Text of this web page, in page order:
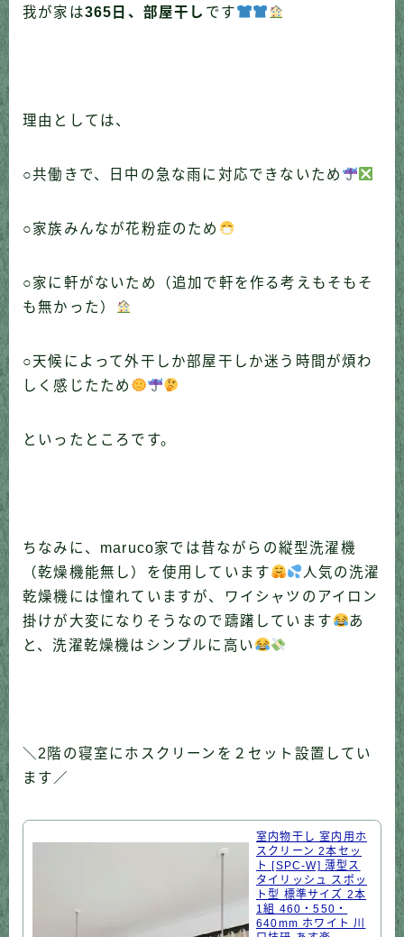
我が家は365日、部屋干し です
理由としては、
○共働きで、日中の急な雨に対応できないため
○家族みんなが花粉症のため
○家に軒がないため（追加で軒を作る考えもそもそ
も無かった）
○天候によって外干しか部屋干しか迷う時間が煩わ
しく感じたため
といったところです。
ちなみに、maruco家では昔ながらの縦型洗濯機
（乾燥機能無し）を使用しています
人気の洗濯
乾燥機には憧れていますが、ワイシャツのアイロン
掛けが大変になりそうなので躊躇しています
あ
と、洗濯乾燥機はシンプルに高い
＼2階の寝室にホスクリーンを２セット設置してい
ます／
室内物干し 室内用ホ
スクリーン 2本セッ
ト [SPC-W] 薄型ス
タイリッシュ スポッ
ト型 標準サイズ 2本
1組 460・550・
640mm ホワイト 川